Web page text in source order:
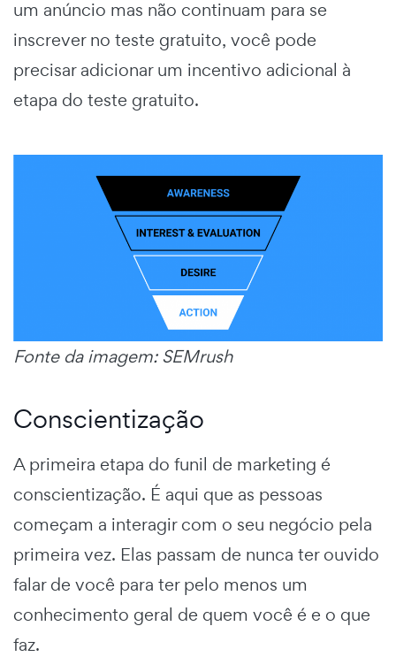
um anúncio mas não continuam para se
inscrever no teste gratuito, você pode
precisar adicionar um incentivo adicional à
etapa do teste gratuito.
Fonte da imagem: SEMrush
Conscientização
A primeira etapa do funil de marketing é
conscientização. É aqui que as pessoas
começam a interagir com o seu negócio pela
primeira vez. Elas passam de nunca ter ouvido
falar de você para ter pelo menos um
conhecimento geral de quem você é e o que
faz.